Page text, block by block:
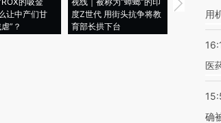
让中产们甘
”？
度Z世代 用街头抗争将教
育部长拱下台
机”？难民
用
医
确